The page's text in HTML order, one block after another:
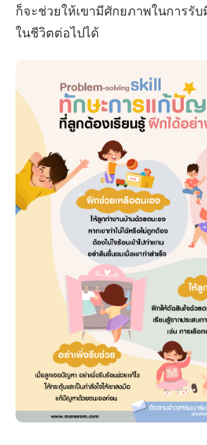
ก็จะช่วยให้เขามีศักยภาพในการรั
ในชีวิตต่อไปได้